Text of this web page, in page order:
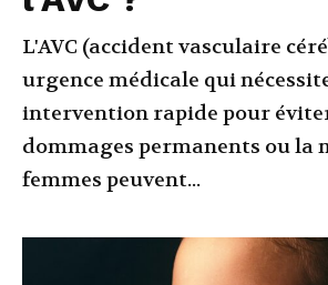
L'AVC (accident vasculaire
urgence médicale qui
intervention rapide pour
dommages permanents ou la
femmes peuvent...